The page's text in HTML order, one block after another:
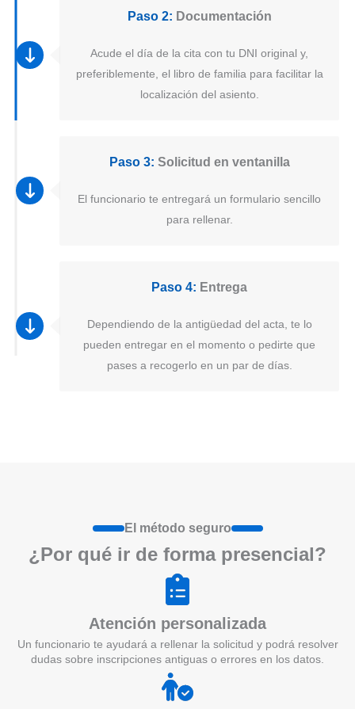
Paso 2: Documentación
Acude el día de la cita con tu DNI original y,
preferiblemente, el libro de familia para facilitar la
localización del asiento.
Paso 3: Solicitud en ventanilla
El funcionario te entregará un formulario sencillo
para rellenar.
Paso 4: Entrega
Dependiendo de la antigüedad del acta, te lo
pueden entregar en el momento o pedirte que
pases a recogerlo en un par de días.
El método seguro
¿Por qué ir de formapresencial?
Atención personalizada
Un funcionario te ayudará a rellenar la solicitud y podrá resolver
dudas sobre inscripciones antiguas o errores en los datos.